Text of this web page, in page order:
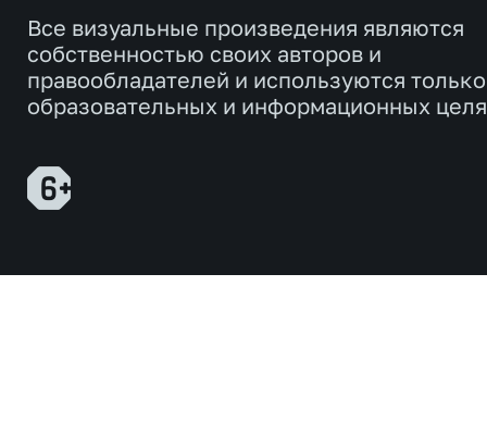
Все визуальные произведения являются
собственностью своих авторов и
правообладателей и используются
образовательных и информационных